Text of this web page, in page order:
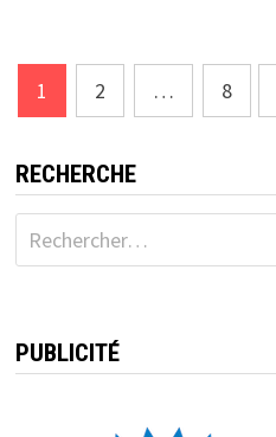
Pagination
des
publications
1 2 … 8
RECHERCHE
Rechercher :
PUBLICITÉ